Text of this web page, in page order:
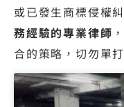
或已發生商標侵權糾
務經驗的專業律師
合的策略，切勿單